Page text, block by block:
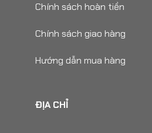
Chính sách hoàn tiền
Chính sách giao hàng
Hướng dẫn mua hàng
ĐỊA CHỈ